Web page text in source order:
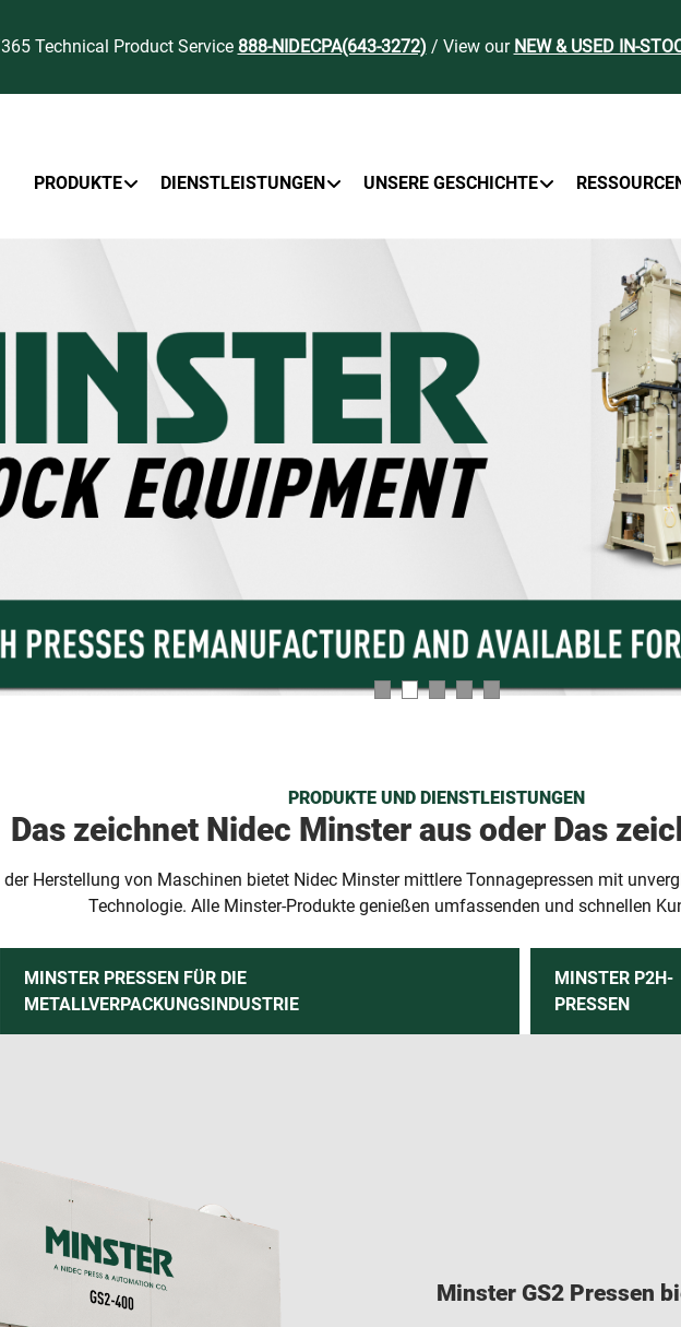
Technical Product Service 888-NIDECPA(643-3272) / View our NEW & USED IN-
PRODUKTE
DIENSTLEISTUNGEN UNSERE GESCHICHTE
PRODUKTE UND DIENSTLEISTUNGEN
Das zeichnet Nidec Minster aus oder Das
Herstellung von Maschinen bietet Nidec Minster mittlere Tonnagepressen mit
Technologie. Alle Minster-Produkte genießen umfassenden und schnellen
MINSTER PRESSEN FÜR DIE
METALLVERPACKUNGSINDUSTRIE
MINSTER P2H-
PRESSEN
Minster GS2 Pressen